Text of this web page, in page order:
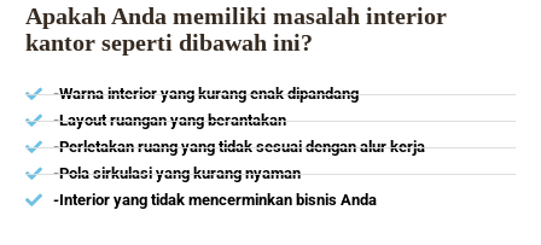
Apakah Anda memiliki masalah interior
kantor seperti dibawah ini?
-Warna interior yang kurang enak dipandang
-Layout ruangan yang berantakan
-Perletakan ruang yang tidak sesuai dengan alur kerja
-Pola sirkulasi yang kurang nyaman
-Interior yang tidak mencerminkan bisnis Anda